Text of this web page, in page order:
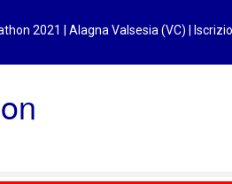
2021 | Alagna Valsesia (VC) |